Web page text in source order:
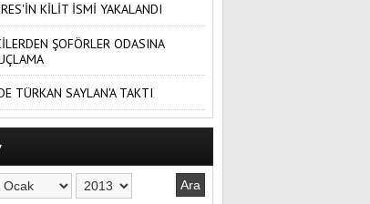
KİLİT İSMİ YAKALANDI
ŞOFÖRLER ODASINA
TÜRKAN SAYLAN'A TAKTI